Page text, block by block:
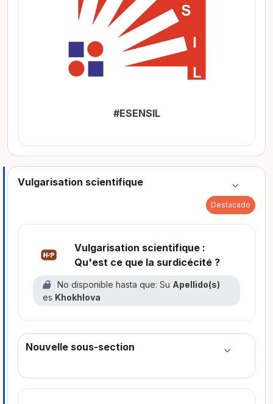
#ESENSIL
Vulgarisation scientifique
Colapsar
Destacado
Vulgarisation scientifique :
Qu'est ce que la surdicécité ?H5P
No disponible hasta que: Su Apellido(s)
es Khokhlova
Nouvelle sous-section
Colapsar